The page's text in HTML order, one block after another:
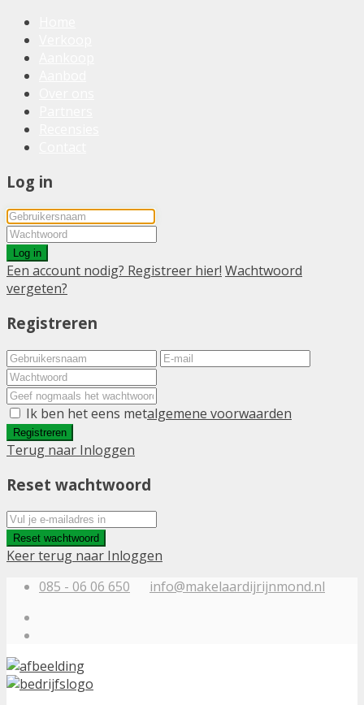
Log in
Log in
Een account nodig? Registreer hier! Wachtwoord
vergeten?
Registreren
Ik ben het eens metalgemene voorwaarden
Registreren
Terug naar Inloggen
Reset wachtwoord
Reset wachtwoord
Keer terug naar Inloggen
085 - 06 06 650
info@makelaardijrijnmond.nl